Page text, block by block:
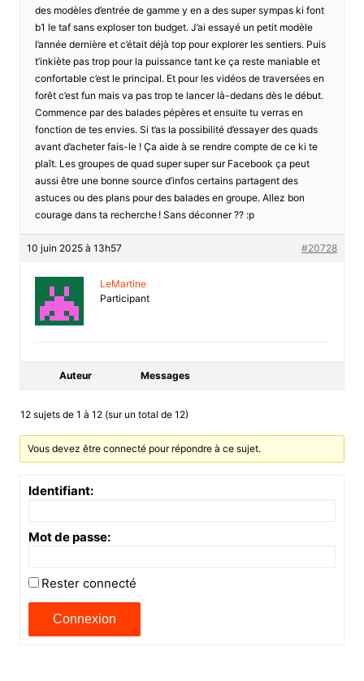
des modèles d’entrée de gamme y en a des super sympas ki font
b1 le taf sans exploser ton budget. J’ai essayé un petit modèle
l’année dernière et c’était déjà top pour explorer les sentiers. Puis
t’inkiète pas trop pour la puissance tant ke ça reste maniable et
confortable c’est le principal. Et pour les vidéos de traversées en
forêt c’est fun mais va pas trop te lancer là-dedans dès le début.
Commence par des balades pépères et ensuite tu verras en
fonction de tes envies. Si t’as la possibilité d’essayer des quads
avant d’acheter fais-le ! Ça aide à se rendre compte de ce ki te
plaît. Les groupes de quad super super sur Facebook ça peut
aussi être une bonne source d’infos certains partagent des
astuces ou des plans pour des balades en groupe. Allez bon
courage dans ta recherche ! Sans déconner ?? :p
10 juin 2025 à 13h57 #20728
LeMartine
Participant
Auteur Messages
12 sujets de 1 à 12 (sur un total de 12)
Vous devez être connecté pour répondre à ce sujet.
Identifiant:
Mot de passe:
Rester connecté
Connexion